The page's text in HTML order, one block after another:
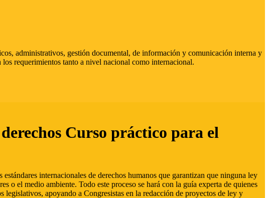
administrativos, gestión documental, de información y comunicación interna y
requerimientos tanto a nivel nacional como internacional.
Curso práctico para el
internacionales de derechos humanos que garantizan que ninguna ley
o el medio ambiente. Todo este proceso se hará con la guía experta de quienes
apoyando a Congresistas en la redacción de proyectos de ley y